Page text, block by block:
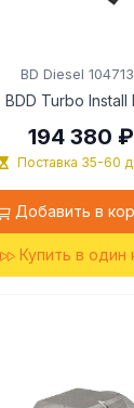
BD Diesel
BDD Turbo Install
194 380 ₽
Поставка 35-60
Добавить в
Купить в один